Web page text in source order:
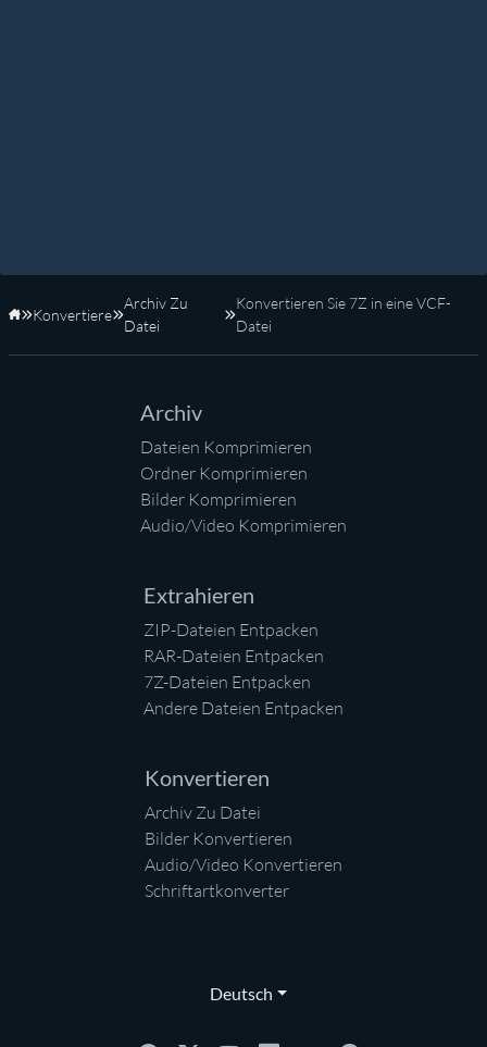
Startseite
Konvertiere
Archiv Zu
Datei
Konvertieren Sie 7Z in eine VCF-
Datei
Archiv
Dateien Komprimieren
Ordner Komprimieren
Bilder Komprimieren
Audio/Video Komprimieren
Extrahieren
ZIP-Dateien Entpacken
RAR-Dateien Entpacken
7Z-Dateien Entpacken
Andere Dateien Entpacken
Konvertieren
Archiv Zu Datei
Bilder Konvertieren
Audio/Video Konvertieren
Schriftartkonverter
Deutsch